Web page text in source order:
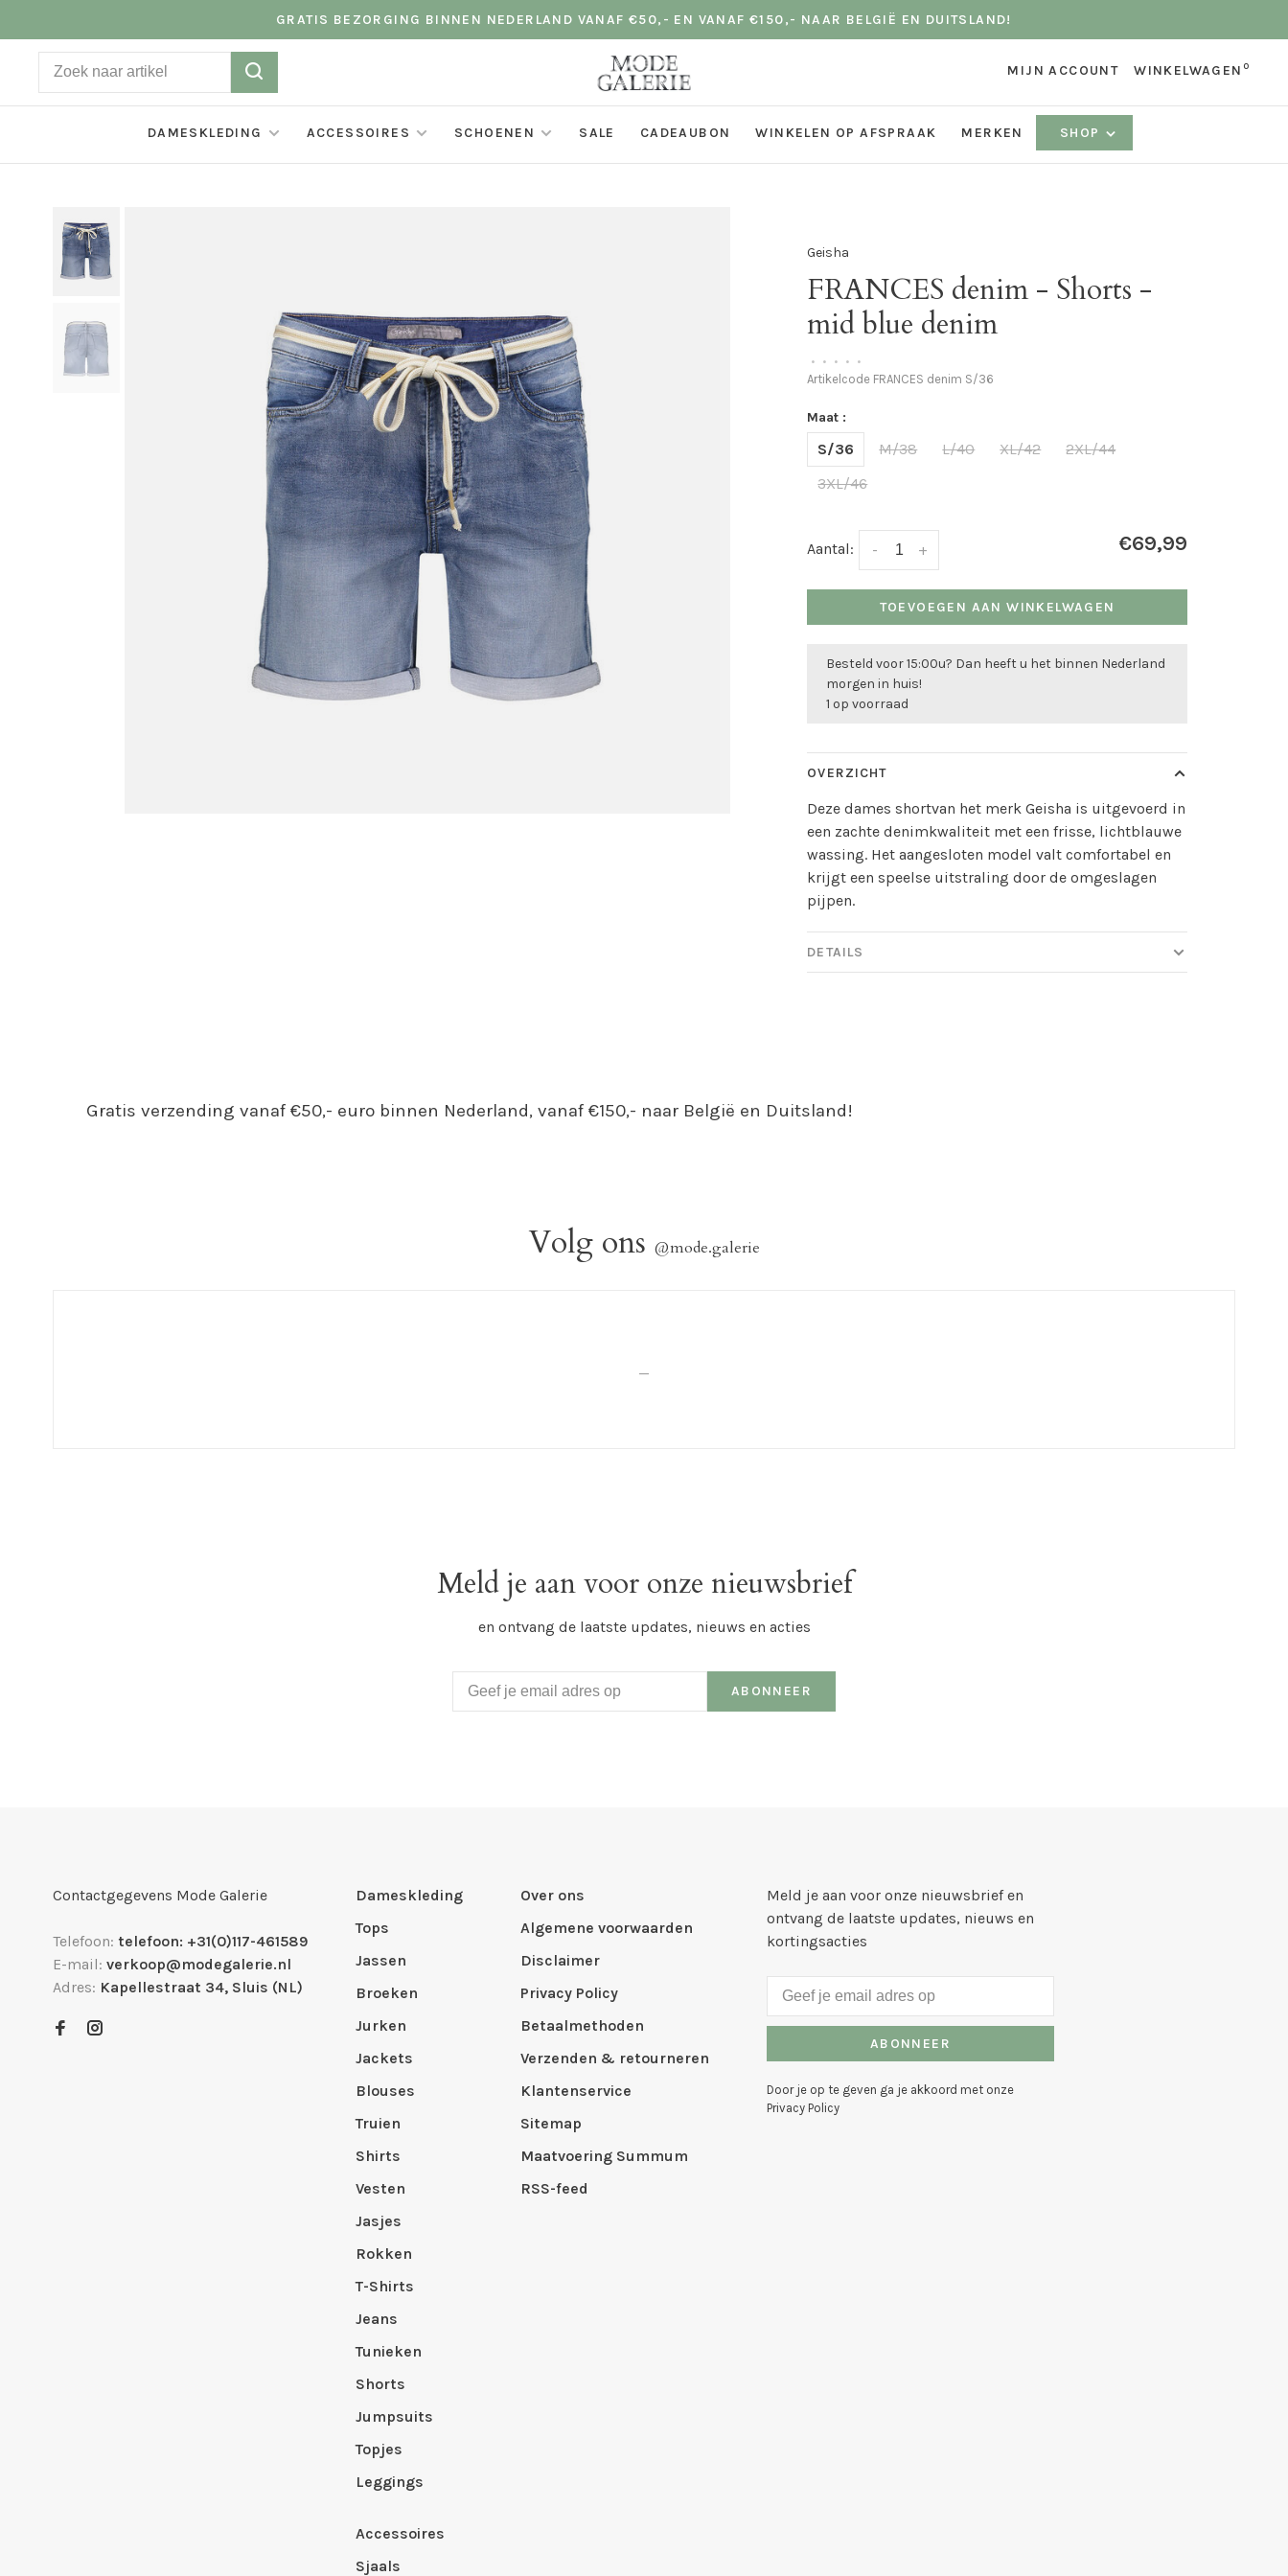
GRATIS BEZORGING BINNEN NEDERLAND VANAF €50,- EN VANAF €150,- NAAR BELGIË EN DUITSLAND!
MIJN ACCOUNT WINKELWAGEN 0
DAMESKLEDING ACCESSOIRES SCHOENEN SALE CADEAUBON WINKELEN OP AFSPRAAK MERKEN SHOP
Geisha
FRANCES denim - Shorts -
mid blue denim
• • • • •
Artikelcode FRANCES denim S/36
Maat :
S/36 M/38 L/40 XL/42
2XL/44
3XL/46
Aantal: +
- €69,99
TOEVOEGEN AAN WINKELWAGEN
Besteld voor 15:00u? Dan heeft u het binnen Nederland
morgen in huis!
1 op voorraad
OVERZICHT
Deze dames shortvan het merk Geisha is uitgevoerd in
een zachte denimkwaliteit met een frisse, lichtblauwe
wassing. Het aangesloten model valt comfortabel en
krijgt een speelse uitstraling door de omgeslagen
pijpen.
DETAILS
Gratis verzending vanaf €50,- euro binnen Nederland, vanaf €150,- naar België en Duitsland!
Volg ons @mode.galerie
_
Meld je aan voor onze nieuwsbrief
en ontvang de laatste updates, nieuws en acties
ABONNEER
Contactgegevens Mode Galerie
Telefoon: telefoon: +31(0)117-461589
E-mail: verkoop@modegalerie.nl
Adres: Kapellestraat 34, Sluis (NL)
Dameskleding
Tops
Jassen
Broeken
Jurken
Jackets
Blouses
Truien
Shirts
Vesten
Jasjes
Rokken
T-Shirts
Jeans
Tunieken
Shorts
Jumpsuits
Topjes
Leggings
Accessoires
Sjaals
Over ons
Algemene voorwaarden
Disclaimer
Privacy Policy
Betaalmethoden
Verzenden & retourneren
Klantenservice
Sitemap
Maatvoering Summum
RSS-feed
Meld je aan voor onze nieuwsbrief en
ontvang de laatste updates, nieuws en
kortingsacties
ABONNEER
Door je op te geven ga je akkoord met onze
Privacy Policy